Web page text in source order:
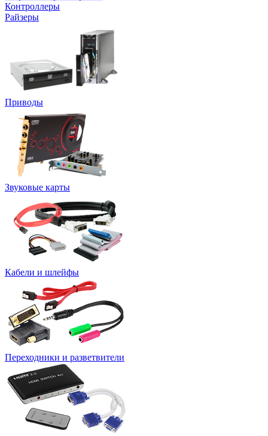
Контроллеры
Райзеры
Приводы
Звуковые карты
Кабели и шлейфы
Переходники и разветвители